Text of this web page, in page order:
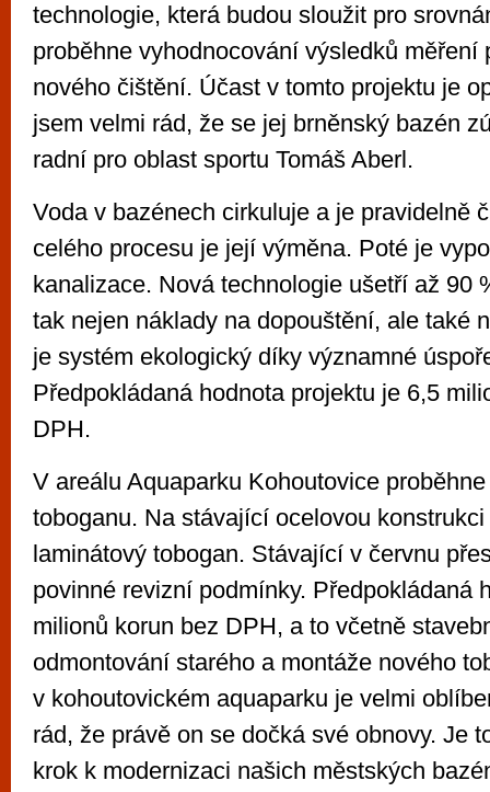
technologie, která budou sloužit pro
proběhne vyhodnocování výsledků měření
nového čištění. Účast v tomto projektu je
jsem velmi rád, že se jej brněnský bazén
radní pro oblast sportu Tomáš Aberl.
Voda v bazénech cirkuluje a je pravidelně
celého procesu je její výměna. Poté je
kanalizace. Nová technologie ušetří až 90
tak nejen náklady na dopouštění, ale také
je systém ekologický díky významné
Předpokládaná hodnota projektu je 6,5
DPH.
V areálu Aquaparku Kohoutovice
toboganu. Na stávající ocelovou
laminátový tobogan. Stávající v červnu
povinné revizní podmínky. Předpokládaná
milionů korun bez DPH, a to včetně
odmontování starého a montáže nového
v kohoutovickém aquaparku je velmi
rád, že právě on se dočká své obnovy. Je
krok k modernizaci našich městských